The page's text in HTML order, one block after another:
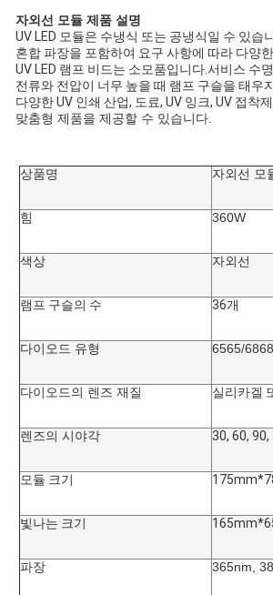
자외선 모듈 제품 설명
UV LED 모듈은 수냉식 또는 공냉식일 수 있습
혼합 파장을 포함하여 요구 사항에 따라 다양
UV LED 램프 비드는 소모품입니다.서비스 수
전류와 전압이 너무 높을 때 램프 구슬을 태우
다양한 UV 인쇄 산업, 도료, UV 잉크, UV 접착
맞춤형 제품을 제공할 수 있습니다.
상품명 자외선 모
힘 360W
색상 자외선
램프 구슬의 수 36개
다이오드 유형 6565/
다이오드의 렌즈 재질 실리카겔
렌즈의 시야각 30, 60, 90,
모듈 크기
빛나는 크기
파장 365nm,